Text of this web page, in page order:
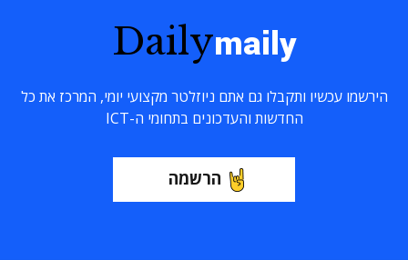
Dailymaily
הירשמו עכשיו ותקבלו גם אתם ניוזלטר מקצועי יומי, המרכז את כל
החדשות והעדכונים בתחומי ה-ICT
הרשמה